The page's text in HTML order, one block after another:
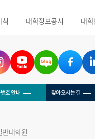
칙 대학정보공시 대
호 안내 찾아오시는 길
반대학원